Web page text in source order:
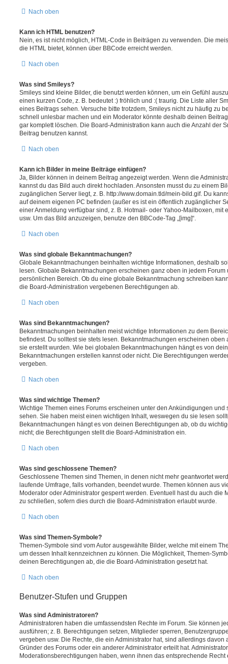
Nach oben
Kann ich HTML benutzen?
Nein, es ist nicht möglich, HTML-Code in Beiträgen zu verwenden. Die
die HTML bietet, können über BBCode erreicht werden.
Nach oben
Was sind Smileys?
Smileys sind kleine Bilder, die benutzt werden können, um ein Gefühl
einen kurzen Code, z. B. bedeutet :) fröhlich und :( traurig. Die Liste aller
eines Beitrags sehen. Versuche bitte trotzdem, Smileys nicht zu häufig zu
schnell unlesbar machen und ein Moderator könnte deshalb deinen
gar komplett löschen. Die Board-Administration kann auch die Anzahl der
Beitrag benutzen kannst.
Nach oben
Kann ich Bilder in meine Beiträge einfügen?
Ja, Bilder können in deinem Beitrag angezeigt werden. Wenn die
kannst du das Bild auch direkt hochladen. Ansonsten musst du zu einem
zugänglichen Server liegt, z. B. http://www.domain.tld/mein-bild.gif. Du
auf deinem eigenen PC befinden (außer es ist ein öffentlich zugänglicher
einer Anmeldung verfügbar sind, z. B. Hotmail- oder Yahoo-Mailboxen, mit
usw. Um das Bild anzuzeigen, benutze den BBCode-Tag „[img]“.
Nach oben
Was sind globale Bekanntmachungen?
Globale Bekanntmachungen beinhalten wichtige Informationen, deshalb
lesen. Globale Bekanntmachungen erscheinen ganz oben in jedem
persönlichen Bereich. Ob du eine globale Bekanntmachung schreiben
die Board-Administration vergebenen Berechtigungen ab.
Nach oben
Was sind Bekanntmachungen?
Bekanntmachungen beinhalten meist wichtige Informationen zu dem
befindest. Du solltest sie stets lesen. Bekanntmachungen erscheinen oben
sie erstellt wurden. Wie bei globalen Bekanntmachungen hängt es von
Bekanntmachungen erstellen kannst oder nicht. Die Berechtigungen
vergeben.
Nach oben
Was sind wichtige Themen?
Wichtige Themen eines Forums erscheinen unter den Ankündigungen und
sehen. Sie haben meist einen wichtigen Inhalt, weswegen du sie lesen
Bekanntmachungen hängt es von deinen Berechtigungen ab, ob du
nicht; die Berechtigungen stellt die Board-Administration ein.
Nach oben
Was sind geschlossene Themen?
Geschlossene Themen sind Themen, in denen nicht mehr geantwortet
laufende Umfrage, falls vorhanden, beendet wurde. Themen können aus
Moderator oder Administrator gesperrt werden. Eventuell hast du auch die
zu schließen, sofern dies durch die Board-Administration erlaubt wurde.
Nach oben
Was sind Themen-Symbole?
Themen-Symbole sind vom Autor ausgewählte Bilder, welche mit einem
um dessen Inhalt kennzeichnen zu können. Die Möglichkeit, Themen-
deinen Berechtigungen ab, die die Board-Administration gesetzt hat.
Nach oben
Benutzer-Stufen und Gruppen
Was sind Administratoren?
Administratoren haben die umfassendsten Rechte im Forum. Sie können
ausführen; z. B. Berechtigungen setzen, Mitglieder sperren,
vergeben usw. Die Rechte, die ein Administrator hat, sind allerdings
Gründer des Forums oder ein anderer Administrator erteilt hat.
Moderationsberechtigungen haben, wenn ihnen das entsprechende Recht